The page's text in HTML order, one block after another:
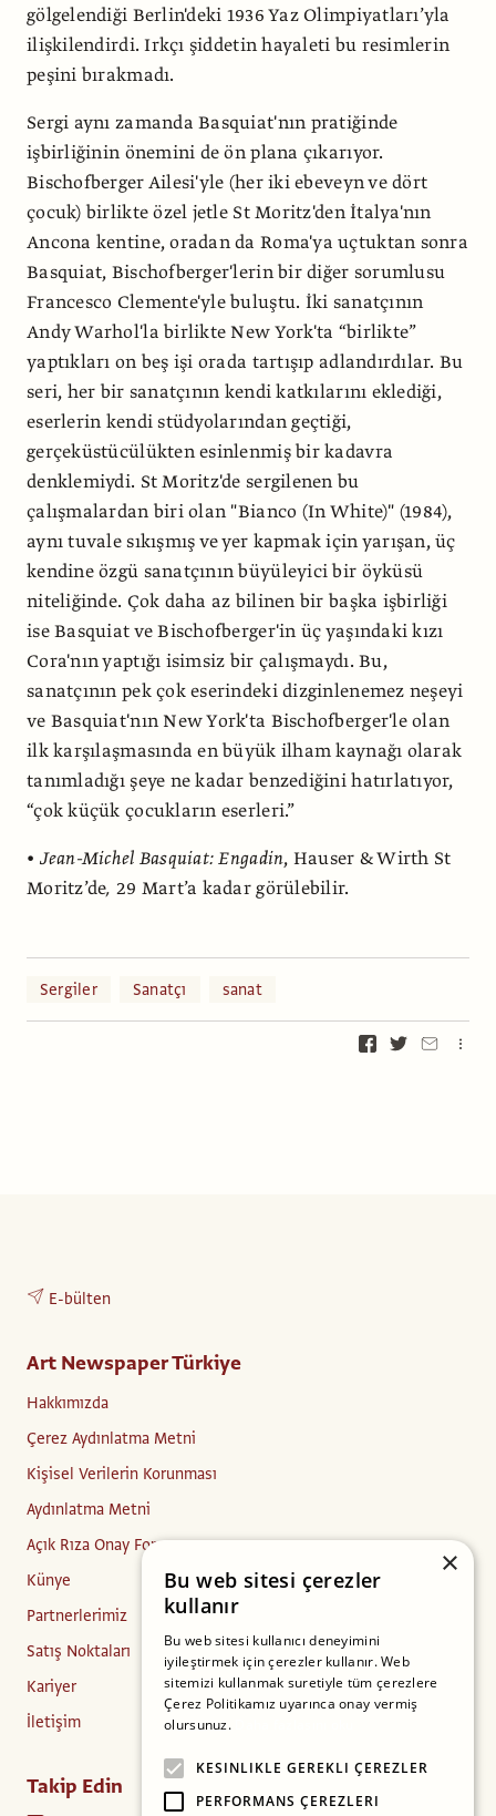
gölgelendiği Berlin'deki 1936 Yaz Olimpiyatları’yla
ilişkilendirdi. Irkçı şiddetin hayaleti bu resimlerin
peşini bırakmadı.
Sergi aynı zamanda Basquiat'nın pratiğinde
işbirliğinin önemini de ön plana çıkarıyor.
Bischofberger Ailesi'yle (her iki ebeveyn ve dört
çocuk) birlikte özel jetle St Moritz'den İtalya'nın
Ancona kentine, oradan da Roma'ya uçtuktan sonra
Basquiat, Bischofberger'lerin bir diğer sorumlusu
Francesco Clemente'yle buluştu. İki sanatçının
Andy Warhol'la birlikte New York'ta “birlikte”
yaptıkları on beş işi orada tartışıp adlandırdılar. Bu
seri, her bir sanatçının kendi katkılarını eklediği,
eserlerin kendi stüdyolarından geçtiği,
gerçeküstücülükten esinlenmiş bir kadavra
denklemiydi. St Moritz'de sergilenen bu
çalışmalardan biri olan "Bianco (In White)" (1984),
aynı tuvale sıkışmış ve yer kapmak için yarışan, üç
kendine özgü sanatçının büyüleyici bir öyküsü
niteliğinde. Çok daha az bilinen bir başka işbirliği
ise Basquiat ve Bischofberger'in üç yaşındaki kızı
Cora'nın yaptığı isimsiz bir çalışmaydı. Bu,
sanatçının pek çok eserindeki dizginlenemez neşeyi
ve Basquiat'nın New York'ta Bischofberger'le olan
ilk karşılaşmasında en büyük ilham kaynağı olarak
tanımladığı şeye ne kadar benzediğini hatırlatıyor,
“çok küçük çocukların eserleri.”
• Jean-Michel Basquiat: Engadin, Hauser & Wirth St
Moritz’de, 29 Mart’a kadar görülebilir.
Sergiler Sanatçı sanat
E-bülten
Art Newspaper Türkiye
Hakkımızda
Çerez Aydınlatma Metni
Kişisel Verilerin Korunması
Aydınlatma Metni
Açık Rıza Onay Formu
Künye
Partnerlerimiz
Satış Noktaları
Kariyer
İletişim
Takip Edin
×
Bu web sitesi çerezler
kullanır
Bu web sitesi kullanıcı deneyimini
iyileştirmek için çerezler kullanır. Web
sitemizi kullanmak suretiyle tüm çerezlere
Çerez Politikamız uyarınca onay vermiş
olursunuz.
KESINLIKLE GEREKLI ÇEREZLER
PERFORMANS ÇEREZLERI